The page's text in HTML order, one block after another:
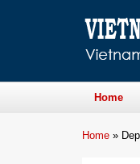
Home
Home »